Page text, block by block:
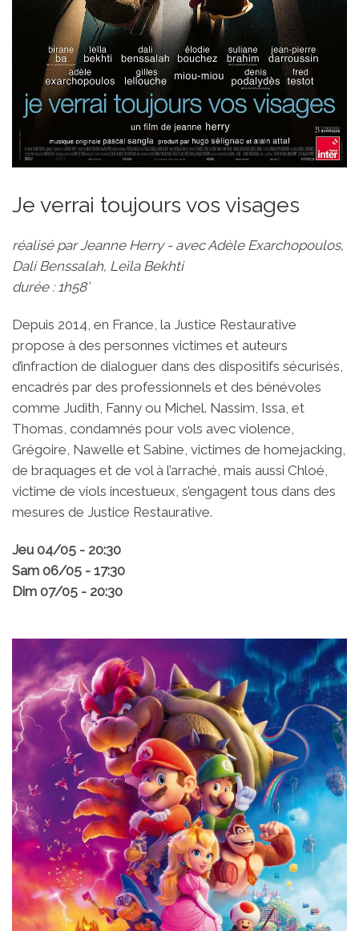
Je verrai toujours vos visages
réalisé par Jeanne Herry - avec Adèle Exarchopoulos,
Dali Benssalah, Leïla Bekhti
durée : 1h58’
Depuis 2014, en France, la Justice Restaurative
propose à des personnes victimes et auteurs
d’infraction de dialoguer dans des dispositifs sécurisés,
encadrés par des professionnels et des bénévoles
comme Judith, Fanny ou Michel. Nassim, Issa, et
Thomas, condamnés pour vols avec violence,
Grégoire, Nawelle et Sabine, victimes de homejacking,
de braquages et de vol à l’arraché, mais aussi Chloé,
victime de viols incestueux, s’engagent tous dans des
mesures de Justice Restaurative.
Jeu 04/05 - 20:30
Sam 06/05 - 17:30
Dim 07/05 - 20:30